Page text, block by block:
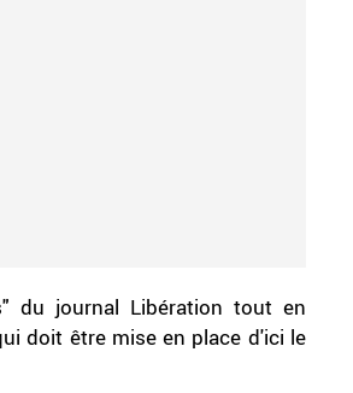
du journal Libération tout en
doit être mise en place d'ici le